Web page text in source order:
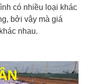
có nhiều loại khác
bởi vậy mà giá
nhau.